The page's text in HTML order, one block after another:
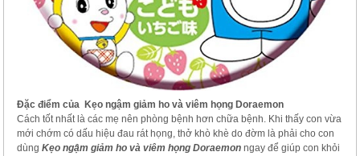
Đặc điểm của Kẹo ngậm giảm ho và viêm họng Doraemon
Cách tốt nhất là các mẹ nên phòng bệnh hơn chữa bệnh. Khi thấy con vừa
mới chớm có dấu hiệu đau rát họng, thở khò khè do đờm là phải cho con
dùngKẹo ngậm giảm ho và viêm họng Doraemon ngay để giúp con khỏi